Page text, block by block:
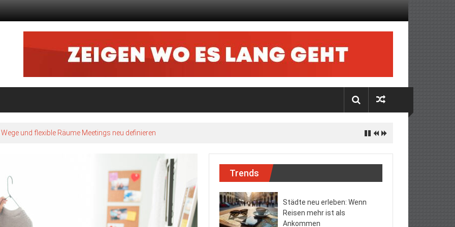
und flexible Räume Meetings neu definieren
Trends
Städte neu erleben: Wenn
Reisen mehr ist als
Ankommen